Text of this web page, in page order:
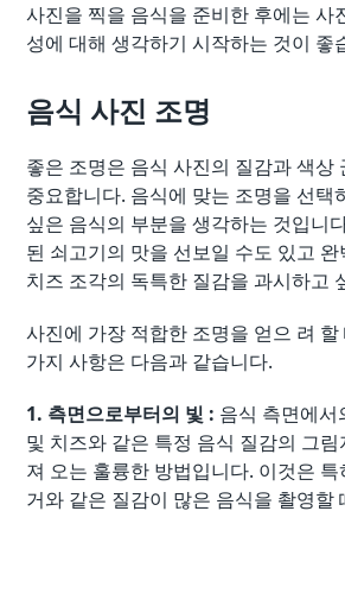
사진을 찍을 음식을 준비한 후에는 사
성에 대해 생각하기 시작하는 것이 좋
음식 사진 조명
좋은 조명은 음식 사진의 질감과 색상
중요합니다. 음식에 맞는 조명을 선택
싶은 음식의 부분을 생각하는 것입니
된 쇠고기의 맛을 선보일 수도 있고
치즈 조각의 독특한 질감을 과시하고
사진에 가장 적합한 조명을 얻으 려
가지 사항은 다음과 같습니다.
1. 측면으로부터의 빛 : 음식 측면에서
및 치즈와 같은 특정 음식 질감의 그
져 오는 훌륭한 방법입니다. 이것은
거와 같은 질감이 많은 음식을 촬영할